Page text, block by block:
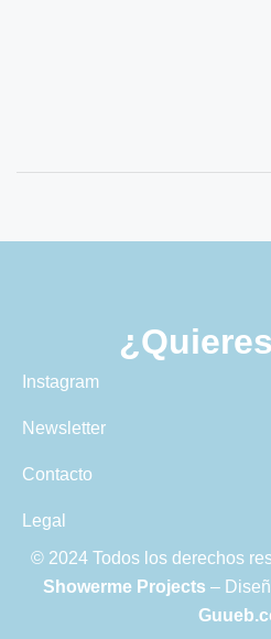
Instagram
Newsletter
Contacto
Legal
© 2024 Todos los derechos
Showerme Projects –